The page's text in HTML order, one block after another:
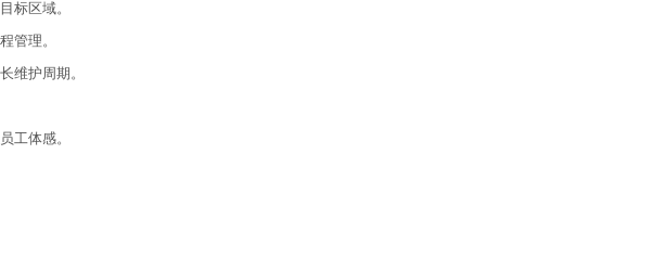
标区域。
管理。
维护周期。
工体感。